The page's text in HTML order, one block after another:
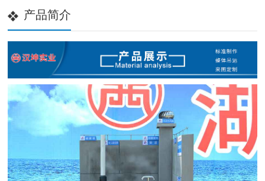
产品简介